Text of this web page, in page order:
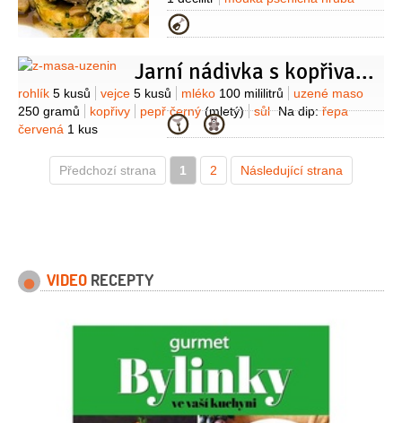
10 gramů
Kategorie
Jarní nádivka s kopřivami s dipem z červené řepy
Suroviny
rohlík 5 kusů vejce 5 kusů mléko 100 mililitrů
uzené maso
250 gramů
kopřivy pepř černý(mletý) sůl Na dip: řepa
červená 1 kus Kategorie
Předchozí strana 1 2 Následující strana
VIDEO RECEPTY